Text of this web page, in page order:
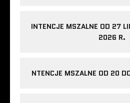
INTENCJE MSZALNE OD 27
2026 R.
NTENCJE MSZALNE OD 20